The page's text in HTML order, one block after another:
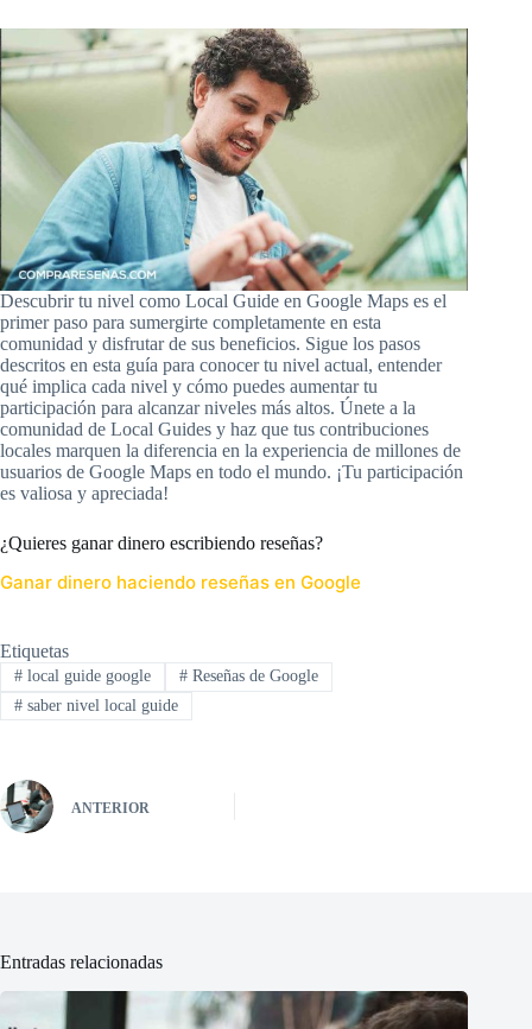
Descubrir tu nivel como Local Guide en Google Maps es el
primer paso para sumergirte completamente en esta
comunidad y disfrutar de sus beneficios. Sigue los pasos
descritos en esta guía para conocer tu nivel actual, entender
qué implica cada nivel y cómo puedes aumentar tu
participación para alcanzar niveles más altos. Únete a la
comunidad de Local Guides y haz que tus contribuciones
locales marquen la diferencia en la experiencia de millones de
usuarios de Google Maps en todo el mundo. ¡Tu participación
es valiosa y apreciada!
¿Quieres ganar dinero escribiendo reseñas?
Ganar dinero haciendo reseñas en Google
Etiquetas
#local guide google #Reseñas de Google
#saber nivel local guide
ANTERIOR
Entradas relacionadas